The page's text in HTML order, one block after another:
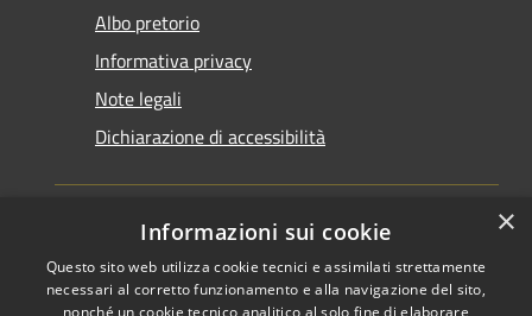
Albo pretorio
Informativa privacy
Note legali
Dichiarazione di accessibilità
RSS
Copyright © 2026 • Comune di
×
Informazioni sui cookie
Questo sito web utilizza cookie tecnici e assimilati strettamente
necessari al corretto funzionamento e alla navigazione del sito,
nonché un cookie tecnico analitico al solo fine di elaborare